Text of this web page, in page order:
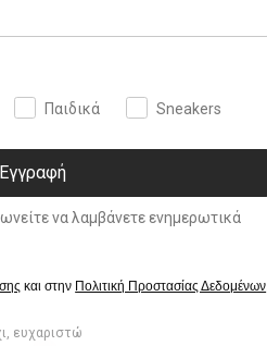
Παιδικά Sneakers
Εγγραφή
λαμβάνετε ενημερωτικά
και στην Πολιτική Προστασίας Δεδομένων
ευχαριστώ